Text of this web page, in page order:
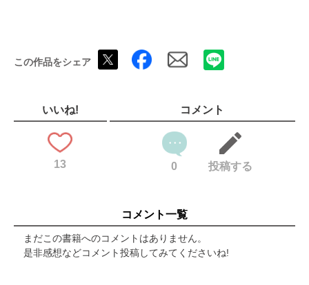
海カフェ
ハンバーガー
ステーキ
タコス＆タコライス
モーニング
こだわりベーカリー
ほめられみやげ
地元スーパー＆ファーマーズマーケット
この作品をシェア
いいね!
13
コメント
0 投稿する
コメント一覧
まだこの書籍へのコメントはありません。
是非感想などコメント投稿してみてくださいね!